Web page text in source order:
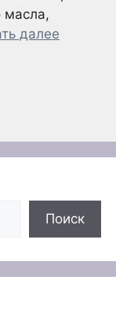
масла,
далее
Поиск